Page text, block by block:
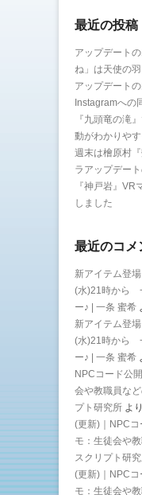
最近の投稿
アップデート
ね」は天使の
アップデート
Instagramへの
『九頭竜の滝
動がわかりや
週末は檜原村
ラアップデー
『神戸岩』
しました
最近のコメ
新アイテム登
(水)21時から
ー♪ | 一条 蜜希
新アイテム登
(水)21時から
ー♪ | 一条 蜜希
NPCコード公
会や教職員な
プト研究所 より
(更新)｜NPC
モ：生徒会や
スクリプト研
(更新)｜NPC
モ：生徒会や